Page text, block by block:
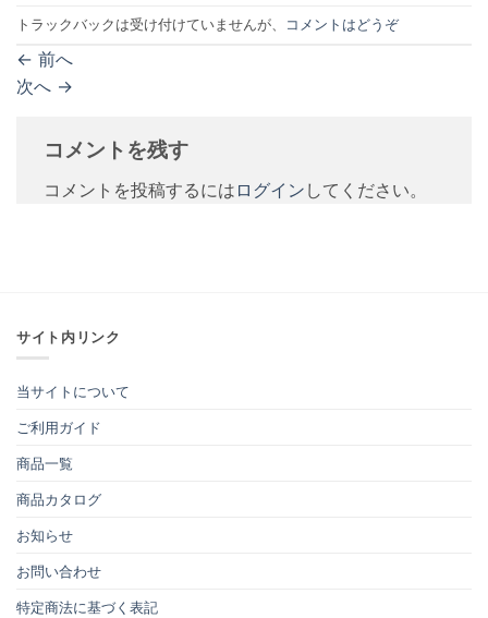
トラックバックは受け付けていませんが、 コメントはどうぞ
← 前へ
次へ →
コメントを残す
コメントを投稿するには ログイン してください。
サイト内リンク
当サイトについて
ご利用ガイド
商品一覧
商品カタログ
お知らせ
お問い合わせ
特定商法に基づく表記